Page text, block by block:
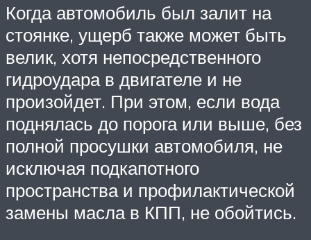
Когда автомобиль был залит на
стоянке, ущерб также может быть
велик, хотя непосредственного
гидроудара в двигателе и не
произойдет. При этом, если вода
поднялась до порога или выше, без
полной просушки автомобиля, не
исключая подкапотного
пространства и профилактической
замены масла в КПП, не обойтись.